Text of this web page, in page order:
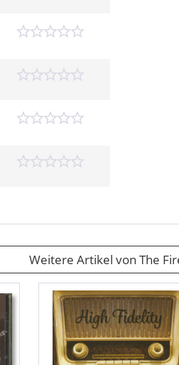
Weitere Artikel von The